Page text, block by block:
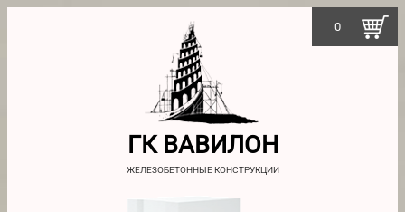
ГК ВАВИЛОН
ЖЕЛЕЗОБЕТОННЫЕ КОНСТРУКЦИИ
0